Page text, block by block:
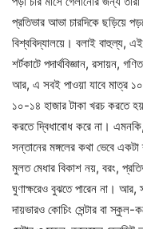
প্রতিভার আভা চারদিকে ছড়িয়ে
বিশ্ববিদ্যালয়ে। বলাই বাহুল্য, এই
শর্টকাটে পদার্থবিজ্ঞান, রসায়ন,
আর, এ সবই পাওয়া যাবে মাত্র ১০-
১০-১৪ হাজার টাকা খরচ করতে
করতে দ্বিধাবোধ করে না।
সন্তানের মঙ্গলের কথা ভেবে
মুলত মেধার বিকাশ নয়, বরং,
ঘুণাক্ষরেও বুঝতে পারেন না। আর,
দায়ভারও কোচিং সেন্টার বা স্কুল-